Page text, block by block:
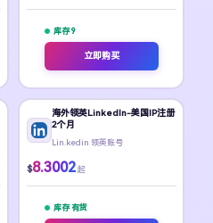
库存 9
立即购买
海外领英LinkedIn-美国IP注册
2个月
Lin.kedin 领英账号
$8.3002 起
库存 有货